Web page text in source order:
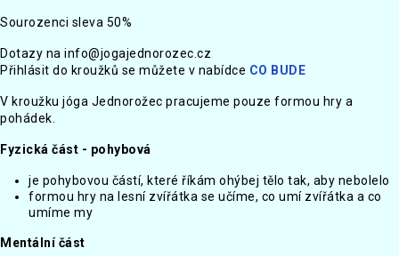
Sourozenci sleva 50%
Dotazy na info@jogajednorozec.cz
Přihlásit do kroužků se můžete v nabídce CO BUDE
V kroužku jóga Jednorožec pracujeme pouze formou hry a
pohádek.
Fyzická část - pohybová
je pohybovou částí, které říkám ohýbej tělo tak, aby nebolelo
formou hry na lesní zvířátka se učíme, co umí zvířátka a co
umíme my
Mentální část